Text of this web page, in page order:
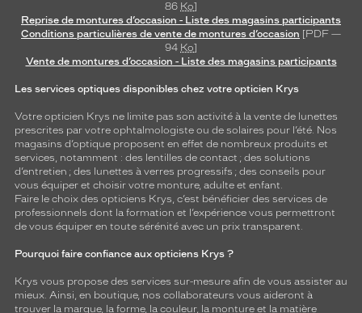
86 Ko]
Reprise de montures d’occasion - Liste des magasins participants
Conditions particulières de vente de montures d’occasion [PDF —
94 Ko]
Vente de montures d’occasion - Liste des magasins participants
Les services optiques disponibles chez votre opticien Krys
Votre opticien Krys ne limite pas son activité à la vente de lunettes
prescrites par votre ophtalmologiste ou de solaires pour l’été. Nos
magasins d’optique proposent en effet de nombreux produits et
services, notamment : des lentilles de contact ; des solutions
d’entretien ; des lunettes à verres progressifs ; des conseils pour
vous équiper et choisir votre monture, adulte et enfant.
Faire le choix des opticiens Krys, c’est bénéficier des services de
professionnels dont la formation et l’expérience vous permettront
de vous équiper en toute sérénité avec un prix transparent.
Pourquoi faire confiance aux opticiens Krys ?
Krys vous propose des services sur-mesure afin de vous assister au
mieux. Ainsi, en boutique, nos collaborateurs vous aideront à
trouver la marque, la forme, la couleur, la monture et la matière